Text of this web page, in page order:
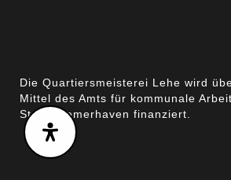
Die Quartiersmeisterei Lehe wird
Mittel des Amts für kommunale
Stadt Bremerhaven finanziert.